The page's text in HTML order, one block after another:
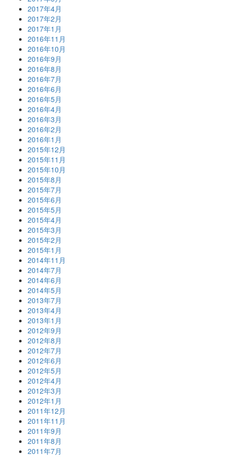
2017年4月
2017年2月
2017年1月
2016年11月
2016年10月
2016年9月
2016年8月
2016年7月
2016年6月
2016年5月
2016年4月
2016年3月
2016年2月
2016年1月
2015年12月
2015年11月
2015年10月
2015年8月
2015年7月
2015年6月
2015年5月
2015年4月
2015年3月
2015年2月
2015年1月
2014年11月
2014年7月
2014年6月
2014年5月
2013年7月
2013年4月
2013年1月
2012年9月
2012年8月
2012年7月
2012年6月
2012年5月
2012年4月
2012年3月
2012年1月
2011年12月
2011年11月
2011年9月
2011年8月
2011年7月